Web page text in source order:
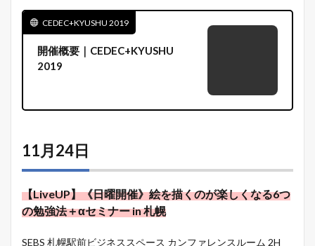
CEDEC+KYUSHU 2019
開催概要｜CEDEC+KYUSHU
2019
11月24日
【LiveUP】《日曜開催》絵を描くのが楽しくなる6つ
の勉強法＋αセミナー in 札幌
SEBS 札幌駅前ビジネススペース カンファレンスルーム 2H